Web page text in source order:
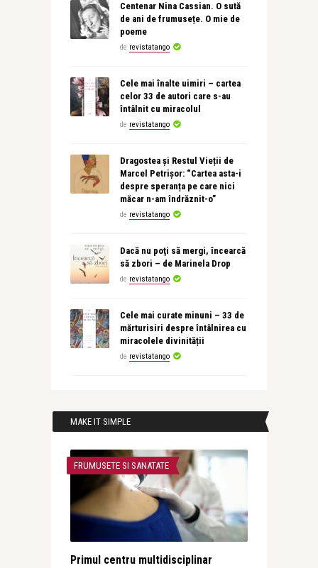
Centenar Nina Cassian. O sută
de ani de frumusețe. O mie de
poeme
de revistatango
Cele mai înalte uimiri – cartea
celor 33 de autori care s-au
întâlnit cu miracolul
de revistatango
Dragostea și Restul Vieții de
Marcel Petrișor: “Cartea asta-i
despre speranța pe care nici
măcar n-am îndrăznit-o”
de revistatango
Dacă nu poţi să mergi, încearcă
să zbori – de Marinela Drop
de revistatango
Cele mai curate minuni – 33 de
mărturisiri despre întâlnirea cu
miracolele divinității
de revistatango
MAKE IT SIMPLE
FRUMUSETE SI SANATATE
Primul centru multidisciplinar